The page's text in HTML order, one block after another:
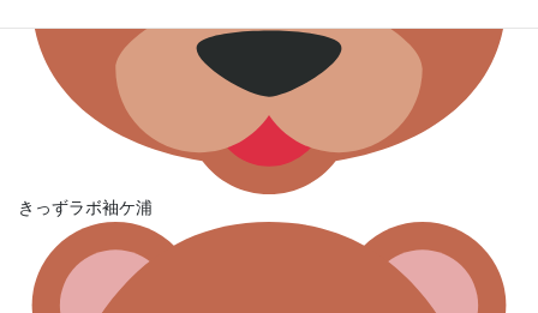
きっずラボ袖ケ浦